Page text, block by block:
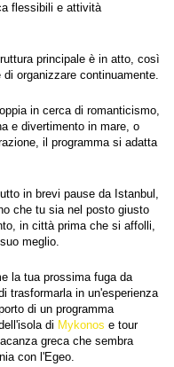
flessibili e attività
principale è in atto, così
organizzare continuamente.
in cerca di romanticismo,
e divertimento in mare, o
il programma si adatta
in brevi pause da Istanbul,
che tu sia nel posto giusto
in città prima che si affolli,
meglio.
la tua prossima fuga da
trasformarla in un'esperienza
di un programma
di Mykonos e tour
greca che sembra
con l'Egeo.